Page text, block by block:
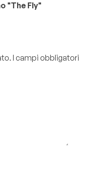
"The Fly"
I campi obbligatori